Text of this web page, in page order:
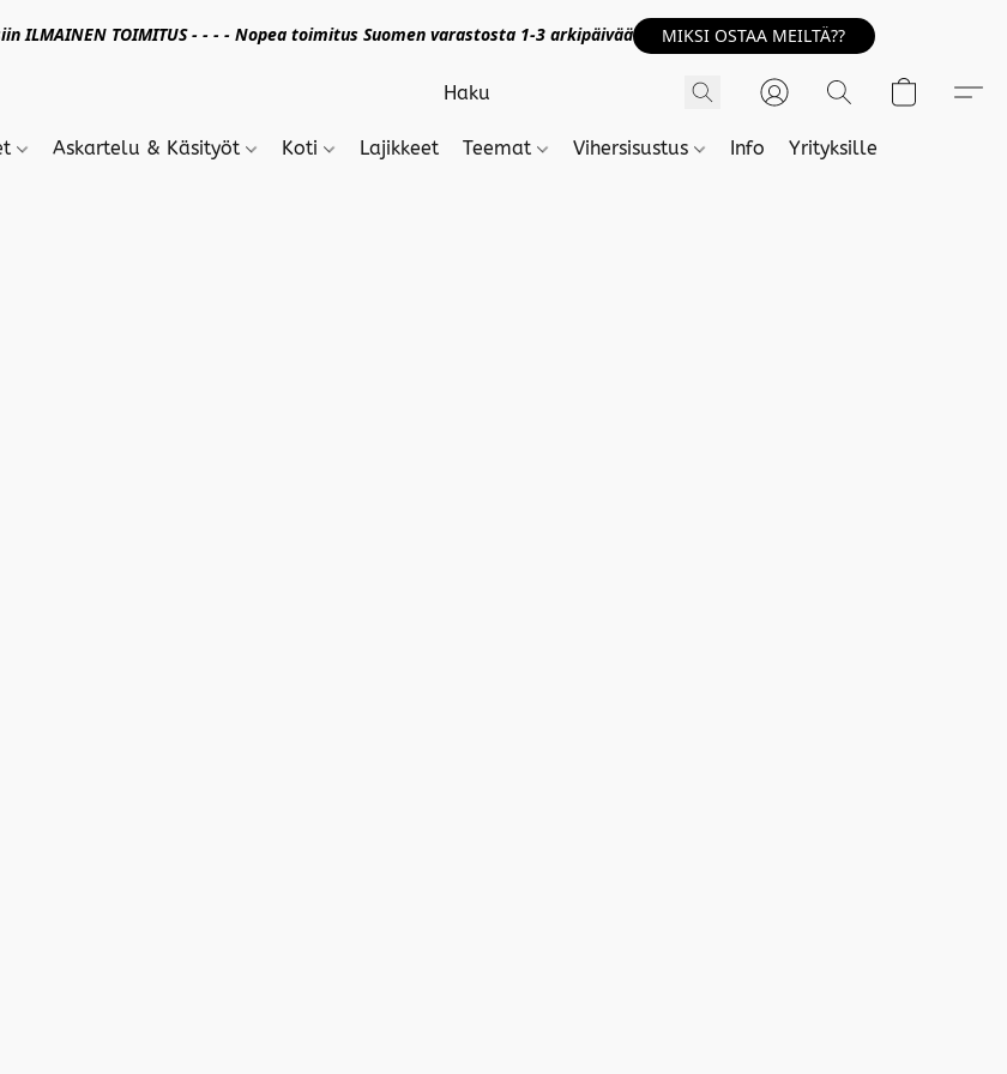
ILMAINEN TOIMITUS - - - - Nopea toimitus Suomen varastosta 1-3 arkipäivää MIKSI OSTAA MEILTÄ??
Askartelu & Käsityöt Koti Lajikkeet Teemat Vihersisustus Info Yrityksille